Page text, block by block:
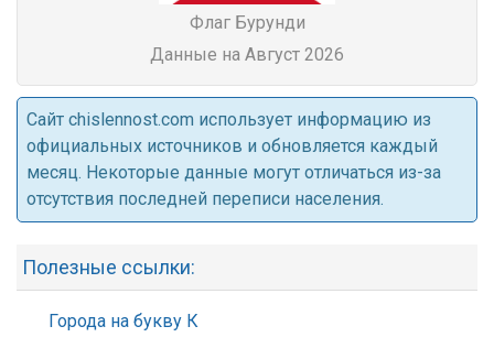
Флаг Бурунди
Данные на Август 2026
Cайт chislennost.com использует информацию из
официальных источников и обновляется каждый
месяц. Некоторые данные могут отличаться из-за
отсутствия последней переписи населения.
Полезные ссылки:
Города на букву К